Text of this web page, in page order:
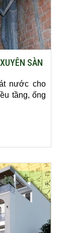
SÀN
nước cho
tầng, ống